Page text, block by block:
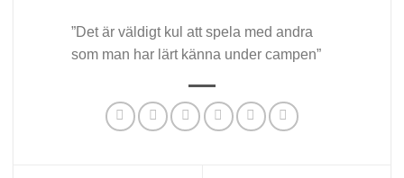
”Det är väldigt kul att spela med andra
som man har lärt känna under campen”